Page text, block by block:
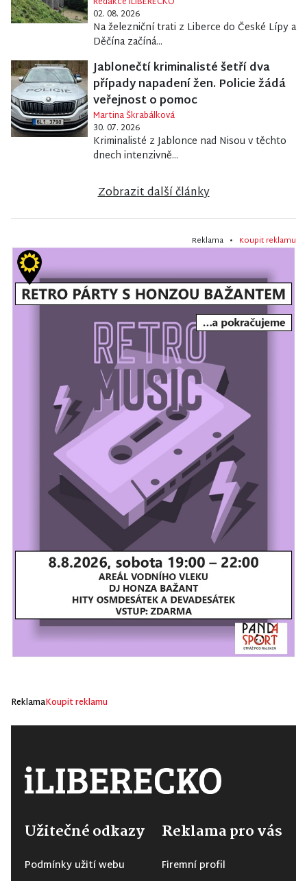
02. 08. 2026
Na železniční trati z Liberce do České Lípy a
Děčína začíná...
Jablonečtí kriminalisté šetří dva
případy napadení žen. Policie žádá
veřejnost o pomoc
Martina Škrabálková
30. 07. 2026
Kriminalisté z Jablonce nad Nisou v těchto
dnech intenzivně...
Zobrazit další články
Reklama • Koupit reklamu
ReklamaKoupit reklamu
Užitečné odkazy
Podmínky užití webu
Reklama pro vás
Firemní profil